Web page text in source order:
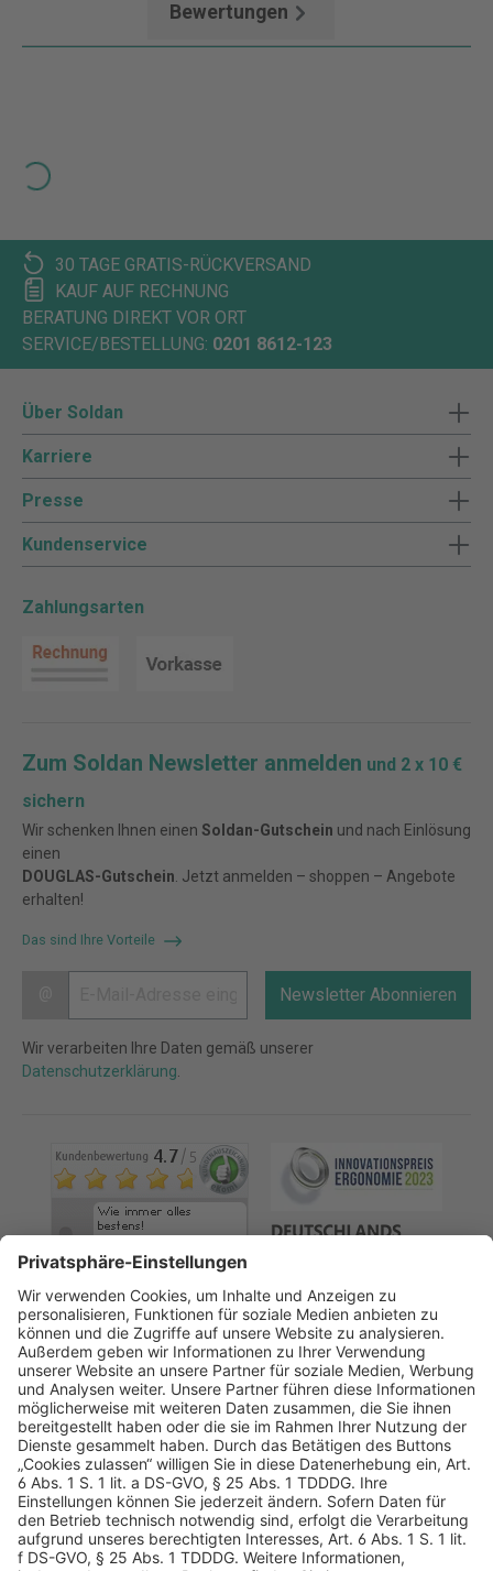
Bewertungen
Loading...
30 TAGE GRATIS-RÜCKVERSAND
KAUF AUF RECHNUNG
BERATUNG DIREKT VOR ORT
SERVICE/BESTELLUNG: 0201 8612-123
Über Soldan
Karriere
Presse
Kundenservice
Zahlungsarten
Zum Soldan Newsletter anmelden und 2 x 10 €
sichern
Wir schenken Ihnen einen Soldan-Gutschein und nach Einlösung
einen
DOUGLAS-Gutschein . Jetzt anmelden – shoppen – Angebote
erhalten!
Das sind Ihre Vorteile
Newsletter Abonnieren
Wir verarbeiten Ihre Daten gemäß unserer
Datenschutzerklärung
AGB Datenschutz
Impressum
Sicherheitshinweis
Compliance